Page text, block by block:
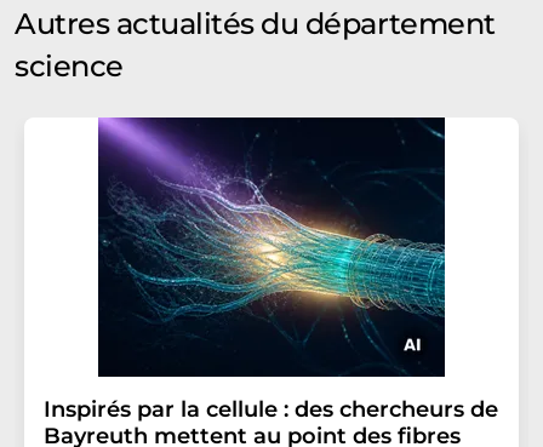
Autres actualités du département
science
Inspirés par la cellule : des chercheurs de
Bayreuth mettent au point des fibres